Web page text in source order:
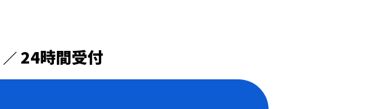
／ 24時間受付